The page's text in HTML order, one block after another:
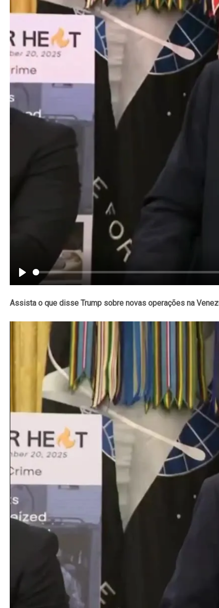
Play
Assista o que disse Trump sobre novas operações na